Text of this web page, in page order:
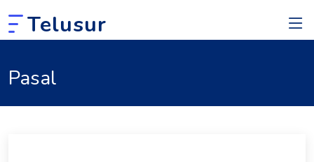
Telusur
Pasal